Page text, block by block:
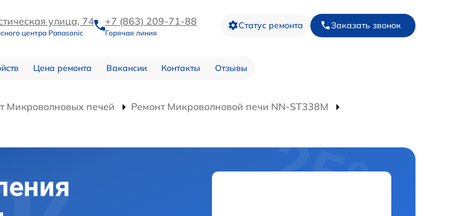
улица, 74
центра Panasonic
+7 (863) 209-71-88
Горячая линия
Статус ремонта Заказать звонок
Цена ремонта Вакансии Контакты Отзывы
Микроволновых печей
Ремонт Микроволновой печи NN-ST338M